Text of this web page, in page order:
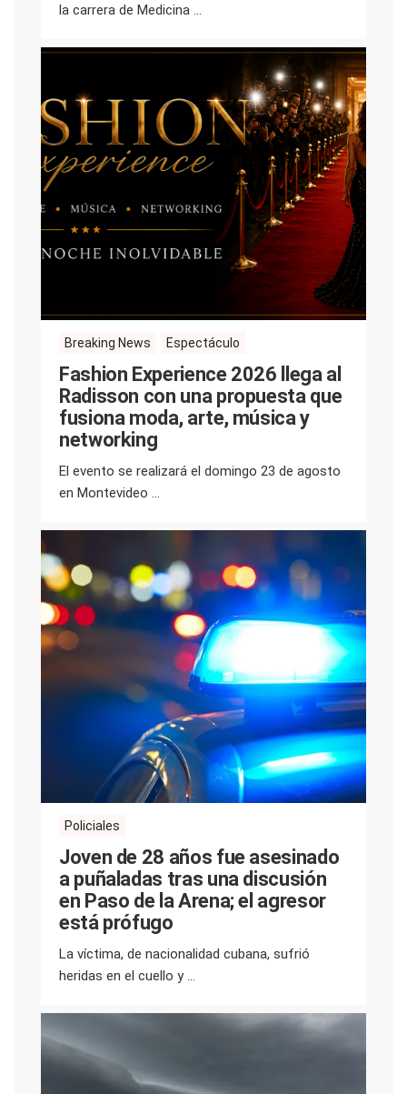
la carrera de Medicina ...
Breaking News Espectáculo
Fashion Experience 2026 llega al
Radisson con una propuesta que
fusiona moda, arte, música y
networking
El evento se realizará el domingo 23 de agosto
en Montevideo ...
Policiales
Joven de 28 años fue asesinado
a puñaladas tras una discusión
en Paso de la Arena; el agresor
está prófugo
La víctima, de nacionalidad cubana, sufrió
heridas en el cuello y ...